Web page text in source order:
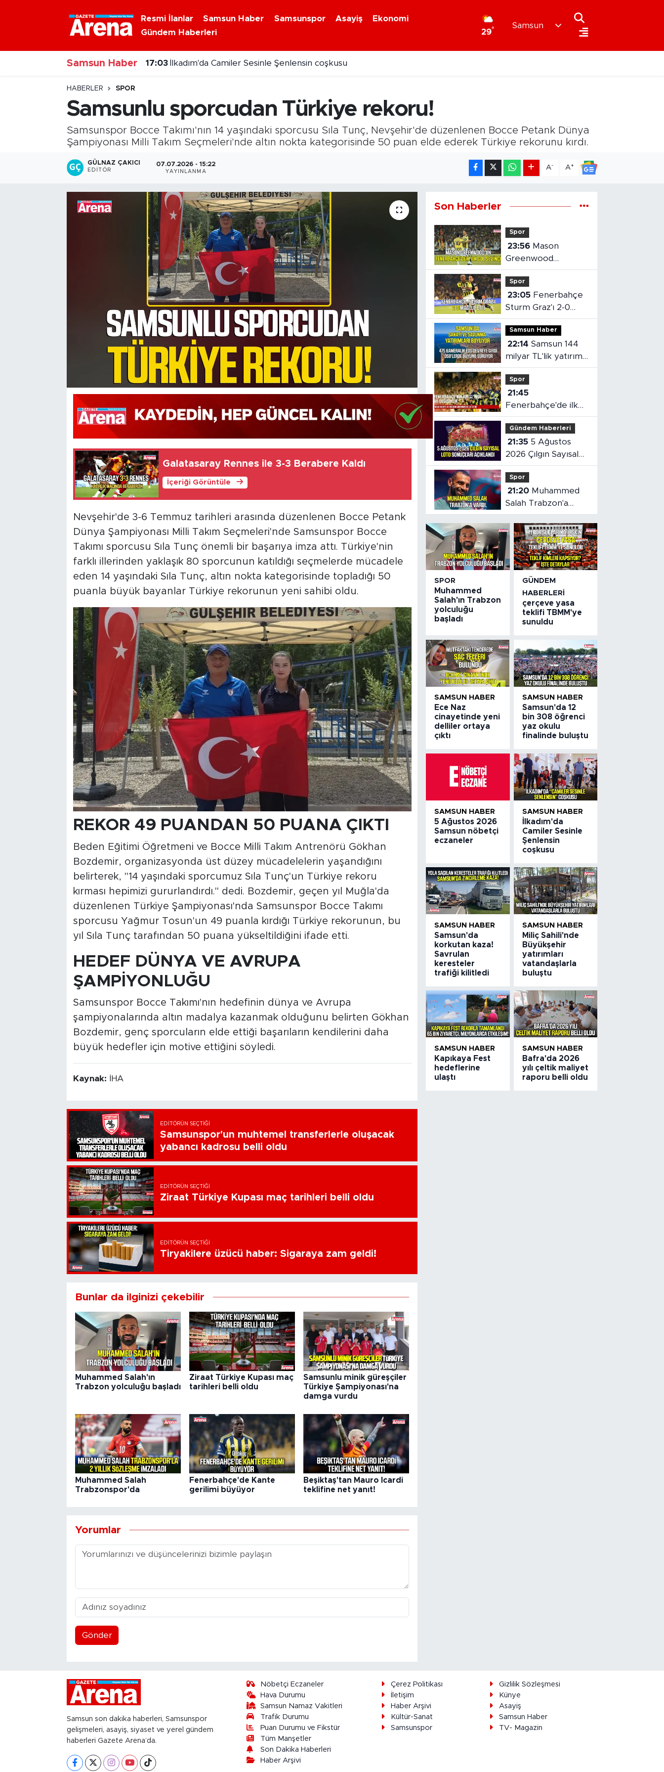
Resmi İlanlar Samsun Haber Samsunspor Asayiş
Ekonomi
Gündem Haberleri
29°
Samsun
Samsun Haber 17:03 İlkadım'da Camiler Sesinle Şenlensin coşkusu
HABERLER SPOR
Samsunlu sporcudan Türkiye rekoru!
Samsunspor Bocce Takımı'nın 14 yaşındaki sporcusu Sıla Tunç, Nevşehir'de düzenlenen Bocce Petank Dünya
Şampiyonası Milli Takım Seçmeleri'nde altın nokta kategorisinde 50 puan elde ederek Türkiye rekorunu kırdı.
GÜLNAZ ÇAKICI
EDITÖR
07.07.2026 - 15:22
YAYINLANMA
A- A+
Galatasaray Rennes ile 3-3 Berabere Kaldı
İçeriği Görüntüle
Nevşehir'de 3-6 Temmuz tarihleri arasında düzenlenen Bocce Petank
Dünya Şampiyonası Milli Takım Seçmeleri'nde Samsunspor Bocce
Takımı sporcusu Sıla Tunç önemli bir başarıya imza attı. Türkiye'nin
farklı illerinden yaklaşık 80 sporcunun katıldığı seçmelerde mücadele
eden 14 yaşındaki Sıla Tunç, altın nokta kategorisinde topladığı 50
puanla büyük bayanlar Türkiye rekorunun yeni sahibi oldu.
REKOR 49 PUANDAN 50 PUANA ÇIKTI
Beden Eğitimi Öğretmeni ve Bocce Milli Takım Antrenörü Gökhan
Bozdemir, organizasyonda üst düzey mücadelelerin yaşandığını
belirterek, "14 yaşındaki sporcumuz Sıla Tunç'un Türkiye rekoru
kırması hepimizi gururlandırdı." dedi. Bozdemir, geçen yıl Muğla'da
düzenlenen Türkiye Şampiyonası'nda Samsunspor Bocce Takımı
sporcusu Yağmur Tosun'un 49 puanla kırdığı Türkiye rekorunun, bu
yıl Sıla Tunç tarafından 50 puana yükseltildiğini ifade etti.
HEDEF DÜNYA VE AVRUPA
ŞAMPİYONLUĞU
Samsunspor Bocce Takımı'nın hedefinin dünya ve Avrupa
şampiyonalarında altın madalya kazanmak olduğunu belirten Gökhan
Bozdemir, genç sporcuların elde ettiği başarıların kendilerini daha
büyük hedefler için motive ettiğini söyledi.
Kaynak: İHA
EDITÖRÜN SEÇTIĞI
Samsunspor'un muhtemel transferlerle oluşacak
yabancı kadrosu belli oldu
EDITÖRÜN SEÇTIĞI
Ziraat Türkiye Kupası maç tarihleri belli oldu
EDITÖRÜN SEÇTIĞI
Tiryakilere üzücü haber: Sigaraya zam geldi!
Bunlar da ilginizi çekebilir
Muhammed Salah'ın
Trabzon yolculuğu başladı
Ziraat Türkiye Kupası maç
tarihleri belli oldu
Samsunlu minik güreşçiler
Türkiye Şampiyonası'na
damga vurdu
Muhammed Salah
Trabzonspor'da
Fenerbahçe'de Kante
gerilimi büyüyor
Beşiktaş'tan Mauro Icardi
teklifine net yanıt!
Yorumlar
Gönder
Son Haberler
Spor
23:56
Greenwood
Fenerbahçe'deki ilk
golünü attı
Spor
23:05
Sturm Graz'ı 2-0
Mağlup Etti
Samsun Haber
22:14 Samsun 144
milyar TL'lik yatırımla
gelişmeye devam
ediyor
Spor
21:45
Fenerbahçe'de ilk
11'e iki isim değişikliği
Gündem Haberleri
21:35
2026 Çılgın Sayısal
Loto sonuçları belli
oldu
Spor
21:20
Salah Trabzon'a
vardı
SPOR
Muhammed
Salah'ın Trabzon
yolculuğu
başladı
GÜNDEM
HABERLERI
çerçeve yasa
teklifi TBMM'ye
sunuldu
SAMSUN HABER
Ece Naz
cinayetinde yeni
delliler ortaya
çıktı
SAMSUN HABER
Samsun'da 12
bin 308 öğrenci
yaz okulu
finalinde buluştu
SAMSUN HABER
5 Ağustos 2026
Samsun nöbetçi
eczaneler
SAMSUN HABER
İlkadım'da
Camiler Sesinle
Şenlensin
coşkusu
SAMSUN HABER
Samsun'da
korkutan kaza!
Savrulan
keresteler
trafiği kilitledi
SAMSUN HABER
Miliç Sahili'nde
Büyükşehir
yatırımları
vatandaşlarla
buluştu
SAMSUN HABER
Kapıkaya Fest
hedeflerine
ulaştı
SAMSUN HABER
Bafra'da 2026
yılı çeltik maliyet
raporu belli oldu
Samsun son dakika haberleri, Samsunspor
gelişmeleri, asayiş, siyaset ve yerel gündem
haberleri Gazete Arena’da.
Nöbetçi Eczaneler
Hava Durumu
Samsun Namaz Vakitleri
Trafik Durumu
Puan Durumu ve Fikstür
Tüm Manşetler
Son Dakika Haberleri
Haber Arşivi
Çerez Politikası
Gizlilik Sözleşmesi
İletişim
Künye
Haber Arşivi
Asayiş
Kültür-Sanat
Samsun Haber
Samsunspor
TV- Magazin
Nöbetçi Eczaneler
Hava Durumu
Samsun Namaz Vakitleri
Trafik Durumu
Süper Lig Puan Durumu ve Fikstür
Tüm Manşetler
Haber Arşivi